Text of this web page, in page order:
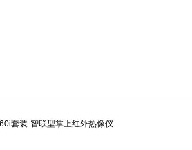
套装-智联型掌上红外热像仪